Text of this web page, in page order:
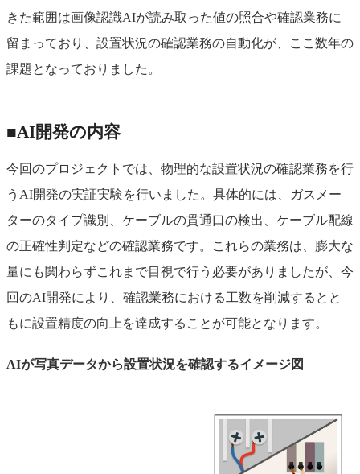
きた範囲は画像認識AIが読み取った値の照合や確認業務に
留まっており、設置状況の確認業務の自動化が、ここ数年の
課題となっておりました。
■AI開発の内容
今回のプロジェクトでは、物理的な設置状況の確認業務を行
うAI開発の実証実験を行いました。具体的には、ガスメー
ターのタイプ識別、ケーブルの貫通口の検出、ケーブル配線
の正確性判定などの確認業務です。これらの業務は、膨大な
量にも関わらずこれまで目視で行う必要がありましたが、今
回のAI開発により、確認業務における工数を削減するとと
もに設置精度の向上を達成することが可能となります。
AIが写真データから設置状況を確認するイメージ図